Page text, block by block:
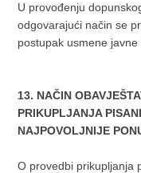
U provođenju
odgovarajući način se
postupak usmene javne
13. NAČIN
PRIKUPLJANJA
NAJPOVOLJNIJE
O provedbi prikupljanja